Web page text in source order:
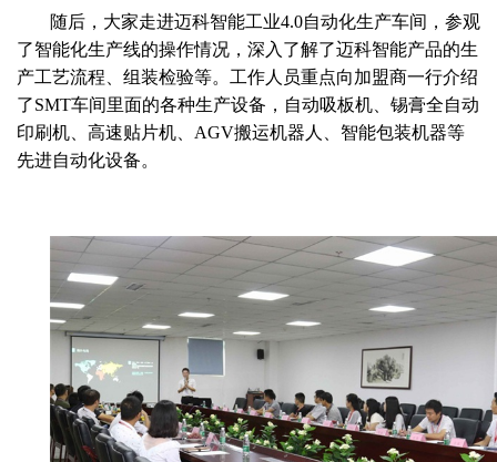
随后，大家走进迈科智能工业4.0自动化生产车间，参观
了智能化生产线的操作情况，深入了解了迈科智能产品的生
产工艺流程、组装检验等。工作人员重点向加盟商一行介绍
了SMT车间里面的各种生产设备，自动吸板机、锡膏全自动
印刷机、高速贴片机、 AGV搬运机器人、智能包装机器等
先进自动化设备。